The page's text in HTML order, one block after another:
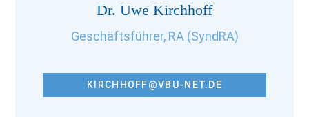
Dr. Uwe Kirchhoff
Geschäftsführer, RA (SyndRA)
KIRCHHOFF@VBU-NET.DE